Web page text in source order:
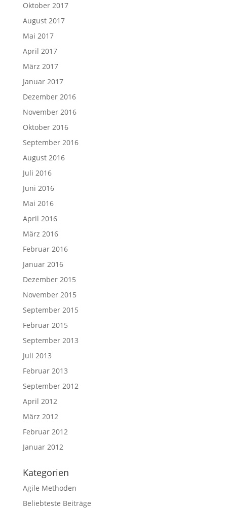
Oktober 2017
August 2017
Mai 2017
April 2017
März 2017
Januar 2017
Dezember 2016
November 2016
Oktober 2016
September 2016
August 2016
Juli 2016
Juni 2016
Mai 2016
April 2016
März 2016
Februar 2016
Januar 2016
Dezember 2015
November 2015
September 2015
Februar 2015
September 2013
Juli 2013
Februar 2013
September 2012
April 2012
März 2012
Februar 2012
Januar 2012
Kategorien
Agile Methoden
Beliebteste Beiträge